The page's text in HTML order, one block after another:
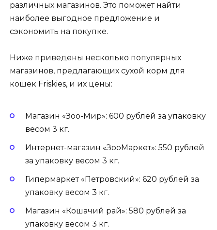
различных магазинов. Это поможет найти
наиболее выгодное предложение и
сэкономить на покупке.
Ниже приведены несколько популярных
магазинов, предлагающих сухой корм для
кошек Friskies, и их цены:
Магазин «Зоо-Мир»: 600 рублей за упаковку
весом 3 кг.
Интернет-магазин «ЗооМаркет»: 550 рублей
за упаковку весом 3 кг.
Гипермаркет «Петровский»: 620 рублей за
упаковку весом 3 кг.
Магазин «Кошачий рай»: 580 рублей за
упаковку весом 3 кг.